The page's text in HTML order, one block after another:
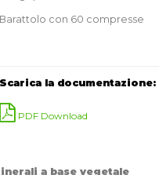
Barattolo con 60 compresse
Scarica la documentazione:
PDF Download
a base vegetale